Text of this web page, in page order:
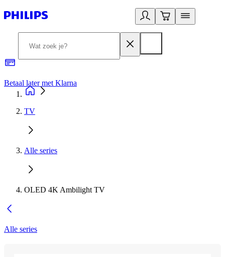
Betaal later met Klarna
TV
Alle series
OLED 4K Ambilight TV
Alle series